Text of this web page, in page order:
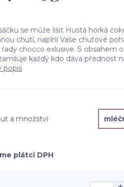
se může lišit Hustá horká
chutí, naplní Vaše chuťové
chocco exlusive. S obsahem
každý kdo dáva přednost
popis
a množství
plátci DPH